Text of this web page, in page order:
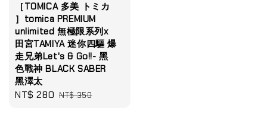
［TOMICA 多美 トミカ
］tomica PREMIUM
unlimited 無極限系列x
田宮TAMIYA 迷你四驅 爆
走兄弟Let's & Go!!- 黑
色戰神 BLACK SABER
黑澤太
Sale
NT$ 280 Regular
NT$ 350